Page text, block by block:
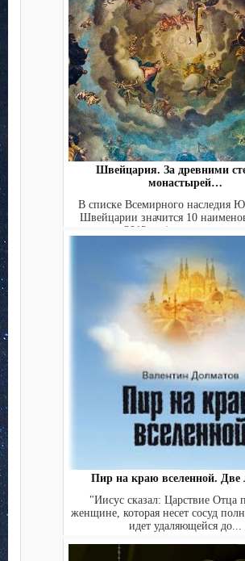
Швейцария. За древними
монастырей…
В списке Всемирного наследия
Швейцарии значится 10
2012 год), это составля...
Пир на краю вселенной. Две
"Иисус сказал: Царствие Отца
женщине, которая несет сосуд
идет удаляющейся до...